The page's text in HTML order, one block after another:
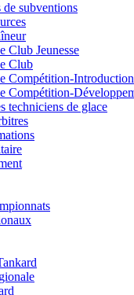
de subventions
Club Jeunesse
Club
Compétition-Introduction
Compétition-
techniciens de glace